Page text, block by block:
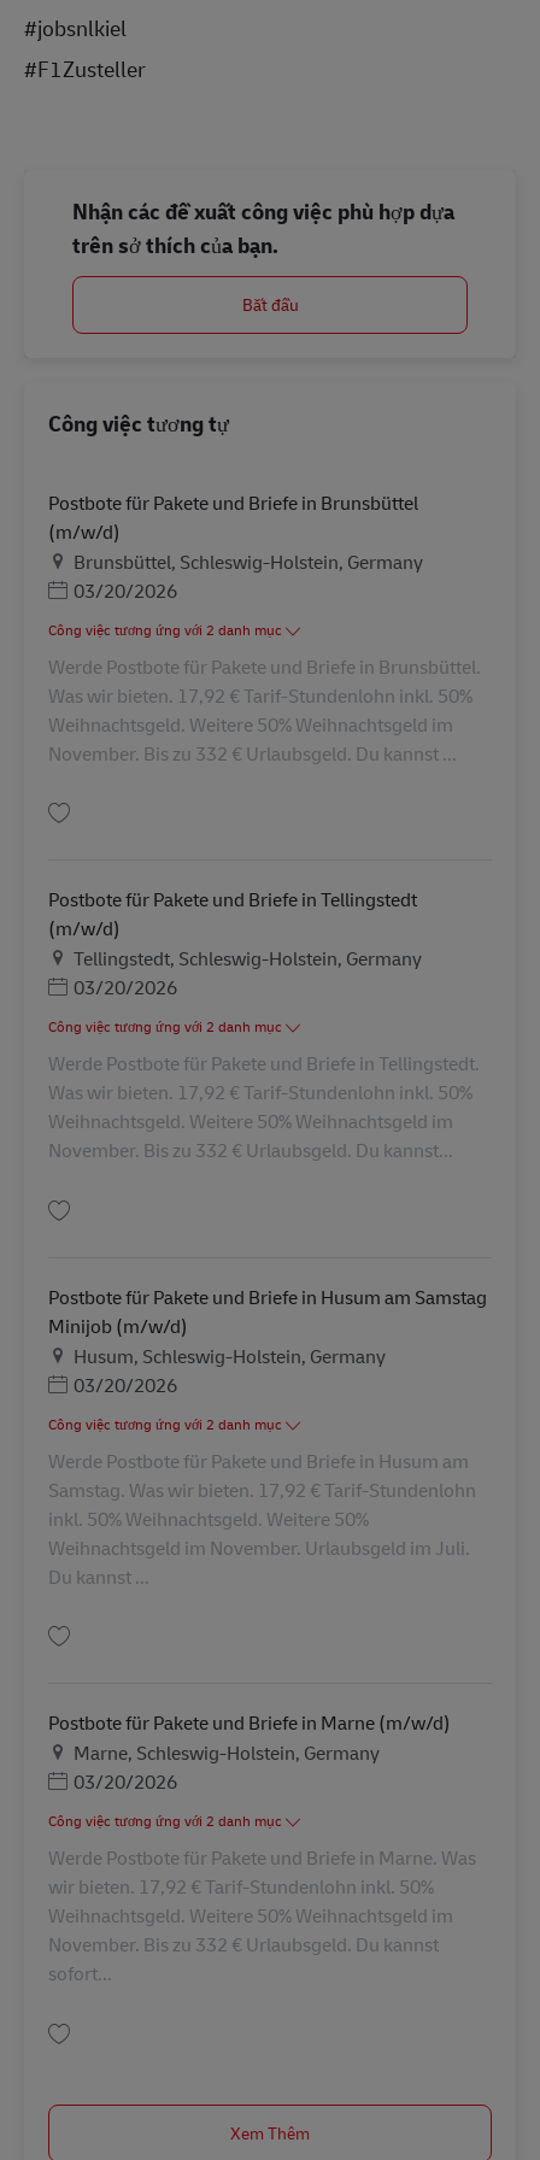
#jobsnlkiel
#F1Zusteller
Nhận các đề xuất công việc phù hợp dựa
trên sở thích của bạn.
Bắt đầu
Công việc tương tự
Postbote für Pakete und Briefe in Brunsbüttel
(m/w/d)
Địa điểm
Brunsbüttel, Schleswig-Holstein, Germany
Posted Date
03/20/2026
Công việc tương ứng với 2 danh mục
Werde Postbote für Pakete und Briefe in Brunsbüttel.
Was wir bieten. 17,92 € Tarif-Stundenlohn inkl. 50%
Weihnachtsgeld. Weitere 50% Weihnachtsgeld im
November. Bis zu 332 € Urlaubsgeld. Du kannst ...
Postbote für Pakete und Briefe in Tellingstedt
(m/w/d)
Địa điểm
Tellingstedt, Schleswig-Holstein, Germany
Posted Date
03/20/2026
Công việc tương ứng với 2 danh mục
Werde Postbote für Pakete und Briefe in Tellingstedt.
Was wir bieten. 17,92 € Tarif-Stundenlohn inkl. 50%
Weihnachtsgeld. Weitere 50% Weihnachtsgeld im
November. Bis zu 332 € Urlaubsgeld. Du kannst...
Postbote für Pakete und Briefe in Husum am Samstag
Minijob (m/w/d)
Địa điểm
Husum, Schleswig-Holstein, Germany
Posted Date
03/20/2026
Công việc tương ứng với 2 danh mục
Werde Postbote für Pakete und Briefe in Husum am
Samstag. Was wir bieten. 17,92 € Tarif-Stundenlohn
inkl. 50% Weihnachtsgeld. Weitere 50%
Weihnachtsgeld im November. Urlaubsgeld im Juli.
Du kannst ...
Postbote für Pakete und Briefe in Marne (m/w/d)
Địa điểm
Marne, Schleswig-Holstein, Germany
Posted Date
03/20/2026
Công việc tương ứng với 2 danh mục
Werde Postbote für Pakete und Briefe in Marne. Was
wir bieten. 17,92 € Tarif-Stundenlohn inkl. 50%
Weihnachtsgeld. Weitere 50% Weihnachtsgeld im
November. Bis zu 332 € Urlaubsgeld. Du kannst
sofort...
Xem Thêm